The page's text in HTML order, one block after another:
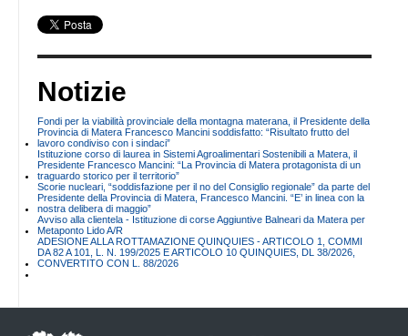
Notizie
Fondi per la viabilità provinciale della montagna materana, il Presidente della
Provincia di Matera Francesco Mancini soddisfatto: “Risultato frutto del
lavoro condiviso con i sindaci”
Istituzione corso di laurea in Sistemi Agroalimentari Sostenibili a Matera, il
Presidente Francesco Mancini: “La Provincia di Matera protagonista di un
traguardo storico per il territorio”
Scorie nucleari, “soddisfazione per il no del Consiglio regionale” da parte del
Presidente della Provincia di Matera, Francesco Mancini. “E’ in linea con la
nostra delibera di maggio”
Avviso alla clientela - Istituzione di corse Aggiuntive Balneari da Matera per
Metaponto Lido A/R
ADESIONE ALLA ROTTAMAZIONE QUINQUIES - ARTICOLO 1, COMMI
DA 82 A 101, L. N. 199/2025 E ARTICOLO 10 QUINQUIES, DL 38/2026,
CONVERTITO CON L. 88/2026